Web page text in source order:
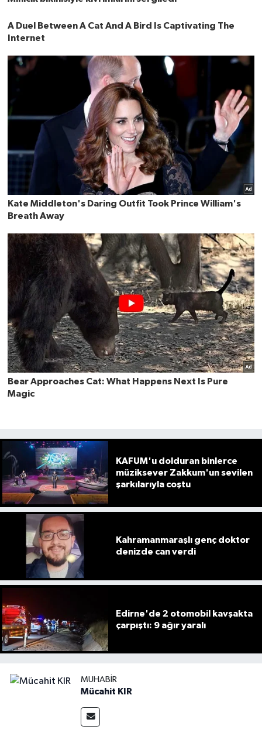
KAFUM'u dolduran binlerce
müziksever Zakkum'un sevilen
şarkılarıyla coştu
Kahramanmaraşlı genç doktor
denizde can verdi
Edirne'de 2 otomobil kavşakta
çarpıştı: 9 ağır yaralı
MUHABIR
Mücahit KIR